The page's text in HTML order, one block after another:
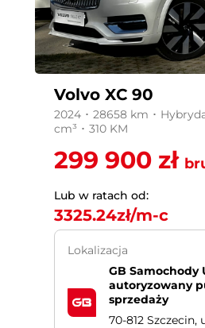
Volvo XC 90
2024 ･ 28658 km ･
cm³ ･ 310 KM
299 900 zł
Lub w ratach od:
3325.24zł/m-c
Lokalizacja
GB Samochody
autoryzowany
sprzedaży
70-812 Szczecin,